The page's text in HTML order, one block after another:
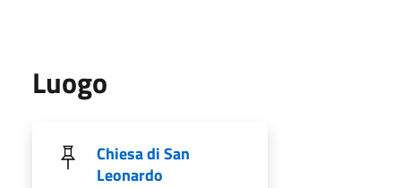
Luogo
Chiesa di San
Leonardo